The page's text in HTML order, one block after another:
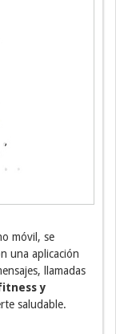
móvil, se
una aplicación
llamadas
y
saludable.